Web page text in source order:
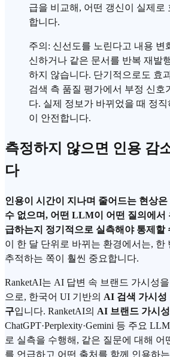
급을 비교해, 어떤 갱신이 실제로
합니다.
주의: 신선도를 노린다고 내용 변
신하거나 같은 문서를 반복 재발
하지 않습니다. 단기적으로도 효
검색 측 품질 평가에서 부정 신호
다. 실제 정보가 바뀌었을 때 정
이 안전합니다.
측정하지 않으면 인용 감
다
인용이 시간이 지나며 줄어드는 현상
수 없으며, 어떤 LLM이 어떤 질의에서
급하는지 정기적으로 실측해야 통제할
이 한 달 단위로 바뀌는 환경에서는, 한
추적하는 쪽이 훨씬 중요합니다.
RanketAI는 AI 답변 속 브랜드 가시성
으로, 한국어 UI 기반의 AI 검색 가시성
구입니다. RanketAI의 AI 브랜드 가시
ChatGPT·Perplexity·Gemini 등 주요
로 실측을 수행해, 같은 질문에 대해 어
를 언급하고 어떤 출처를 함께 인용하